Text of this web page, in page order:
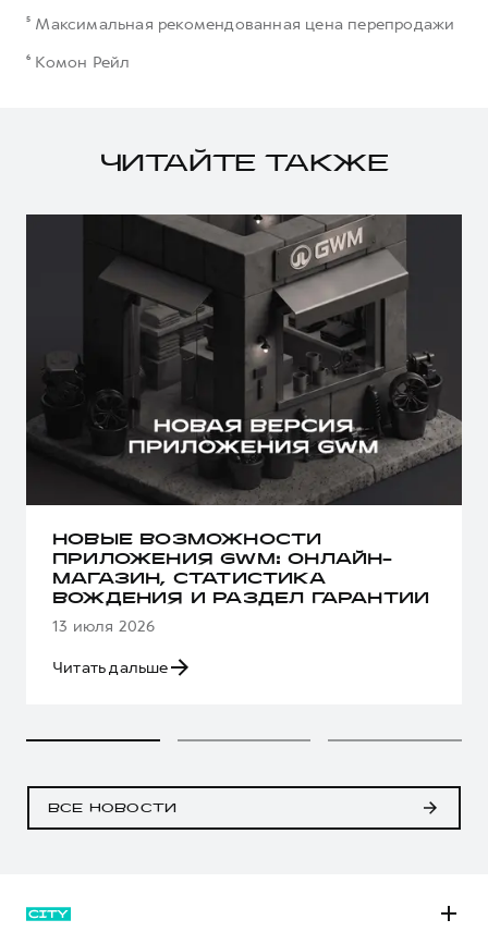
⁵ Максимальная рекомендованная цена перепродажи
⁶ Комон Рейл
ЧИТАЙТЕ ТАКЖЕ
НОВЫЕ ВОЗМОЖНОСТИ
ПРИЛОЖЕНИЯ GWM: ОНЛАЙН-
МАГАЗИН, СТАТИСТИКА
ВОЖДЕНИЯ И РАЗДЕЛ ГАРАНТИИ
13 июля 2026
Читать дальше
ВСЕ НОВОСТИ